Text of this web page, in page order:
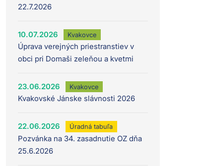
22.7.2026
10.07.2026 Kvakovce
Úprava verejných priestranstiev v
obci pri Domaši zeleňou a kvetmi
23.06.2026 Kvakovce
Kvakovské Jánske slávnosti 2026
22.06.2026 Úradná tabuľa
Pozvánka na 34. zasadnutie OZ dňa
25.6.2026